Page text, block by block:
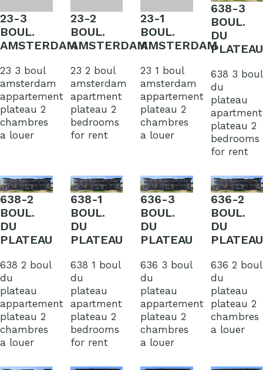
23-3
BOUL.
AMSTERDAM
23 3 boul
amsterdam
appartement
plateau 2
chambres
a louer
23-2
BOUL.
AMSTERDAM
23 2 boul
amsterdam
apartment
plateau 2
bedrooms
for rent
23-1
BOUL.
AMSTERDAM
23 1 boul
amsterdam
appartement
plateau 2
chambres
a louer
638-3
BOUL.
DU
PLATEAU
638 3 boul
du
plateau
apartment
plateau 2
bedrooms
for rent
638-2
BOUL.
DU
PLATEAU
638 2 boul
du
plateau
appartement
plateau 2
chambres
a louer
638-1
BOUL.
DU
PLATEAU
638 1 boul
du
plateau
apartment
plateau 2
bedrooms
for rent
636-3
BOUL.
DU
PLATEAU
636 3 boul
du
plateau
appartement
plateau 2
chambres
a louer
636-2
BOUL.
DU
PLATEAU
636 2 boul
du
plateau
plateau 2
chambres
a louer